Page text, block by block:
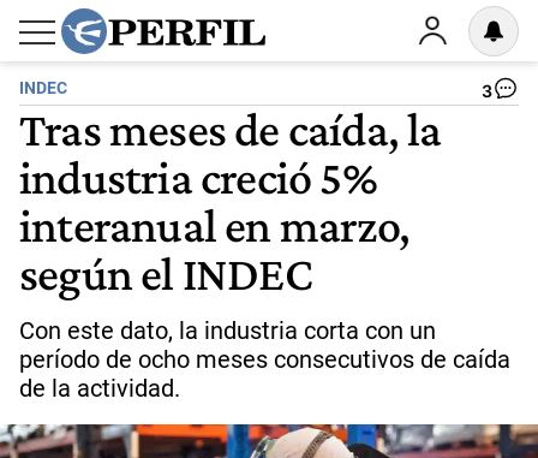
INDEC 3
Tras meses de caída, la
industria creció 5%
interanual en marzo,
según el INDEC
Con este dato, la industria corta con un
período de ocho meses consecutivos de caída
de la actividad.